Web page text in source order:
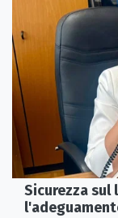
Sicurezza sul